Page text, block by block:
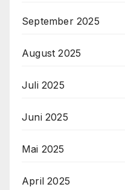
September 2025
August 2025
Juli 2025
Juni 2025
Mai 2025
April 2025